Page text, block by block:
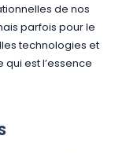
de nos
parfois pour le
technologies et
est l’essence